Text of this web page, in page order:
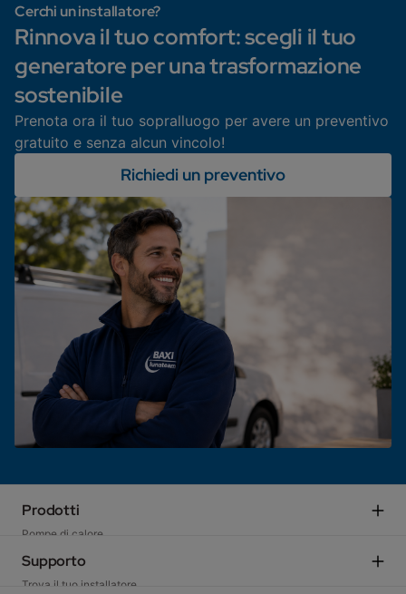
Cerchi un installatore?
Rinnova il tuo comfort: scegli il tuo
generatore per una trasformazione
sostenibile
Prenota ora il tuo sopralluogo per avere un preventivo
gratuito e senza alcun vincolo!
Richiedi un preventivo
Prodotti
Pompe di calore
Sistemi Ibridi
Caldaie residenziali
Supporto
Trova il tuo installatore